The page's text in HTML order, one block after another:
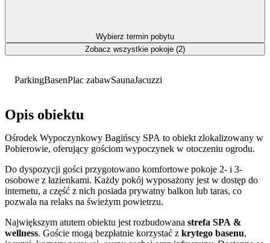
ParkingBasenPlac zabawSaunaJacuzzi
Opis obiektu
Ośrodek Wypoczynkowy Bagińscy SPA to obiekt zlokalizowany w
Pobierowie, oferujący gościom wypoczynek w otoczeniu ogrodu.
Do dyspozycji gości przygotowano komfortowe pokoje 2- i 3-
osobowe z łazienkami. Każdy pokój wyposażony jest w dostęp do
internetu, a część z nich posiada prywatny balkon lub taras, co
pozwala na relaks na świeżym powietrzu.
Największym atutem obiektu jest rozbudowana strefa SPA &
wellness. Goście mogą bezpłatnie korzystać z krytego basenu,
Wybierz termin pobytu
Zobacz wszystkie pokoje (2)